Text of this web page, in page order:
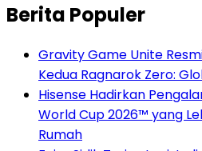
Berita Populer
Gravity Game Unite
Kedua Ragnarok Zero:
Hisense Hadirkan
World Cup 2026™ yang
Rumah